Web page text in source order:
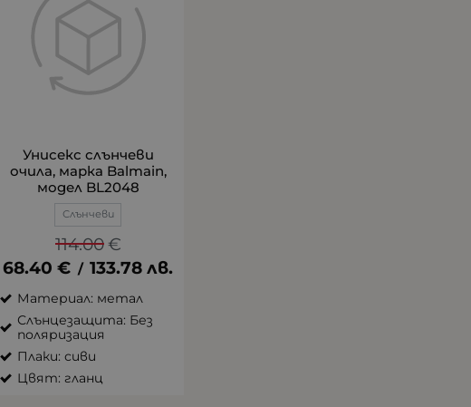
Унисекс слънчеви
очила, марка Balmain,
модел BL2048
Слънчеви
114.00€
68.40 € / 133.78 лв.
Материал: метал
Слънцезащита: Без
поляризация
Плаки: сиви
Цвят: гланц